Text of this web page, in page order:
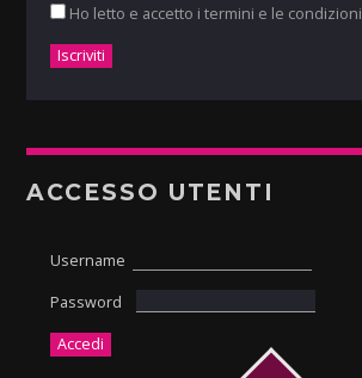
Ho letto e accetto i termini e le condizioni
ACCESSO UTENTI
Username
Password